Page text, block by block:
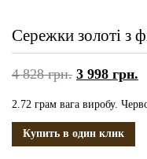
Сережки золоті з
4 828грн. 3 998 грн.
2.72 грам вага виробу.
Купить в один клик